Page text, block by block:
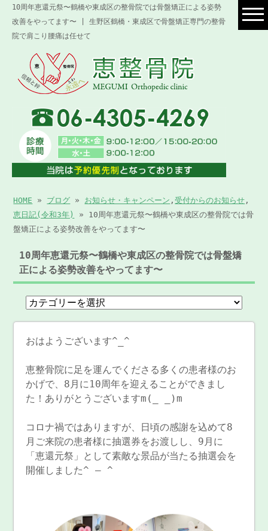
10周年恵還元祭〜鶴橋や東成区の整骨院では骨盤矯正による姿勢
改善をやってます〜 | 生野区鶴橋・東成区で骨盤矯正専門の整骨
院で肩こり腰痛は任せて
HOME » ブログ » お知らせ・キャンペーン ,受付からのお知らせ ,
恵日記(令和3年)
» 10周年恵還元祭〜鶴橋や東成区の整骨院では骨
盤矯正による姿勢改善をやってます〜
10周年恵還元祭〜鶴橋や東成区の整骨院では骨盤矯
正による姿勢改善をやってます〜
おはようございます^_^
恵整骨院に足を運んでくださる多くの患者様のお
かげで、8月に10周年を迎えることができまし
た！ありがとうございますm(_ _)m
コロナ禍ではありますが、日頃の感謝を込めて8
月ご来院の患者様に抽選券をお渡しし、9月に
「恵還元祭」として素敵な景品が当たる抽選会を
開催しました^ – ^